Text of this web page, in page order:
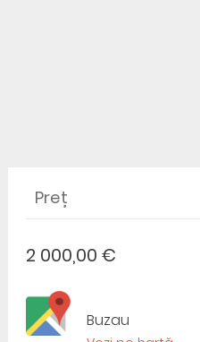
Preț
2 000,00 €
Buzau